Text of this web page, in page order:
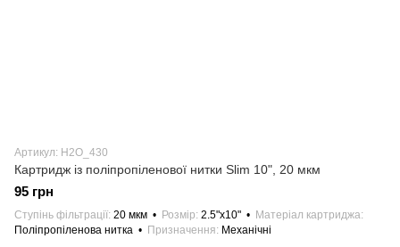
Артикул: H2О_430
Картридж із поліпропіленової нитки Slim 10", 20 мкм
95 грн
Ступінь фільтрації 20 мкм Розмір 2.5"х10"
Матеріал картриджа
Поліпропіленова нитка
Призначення Механічні